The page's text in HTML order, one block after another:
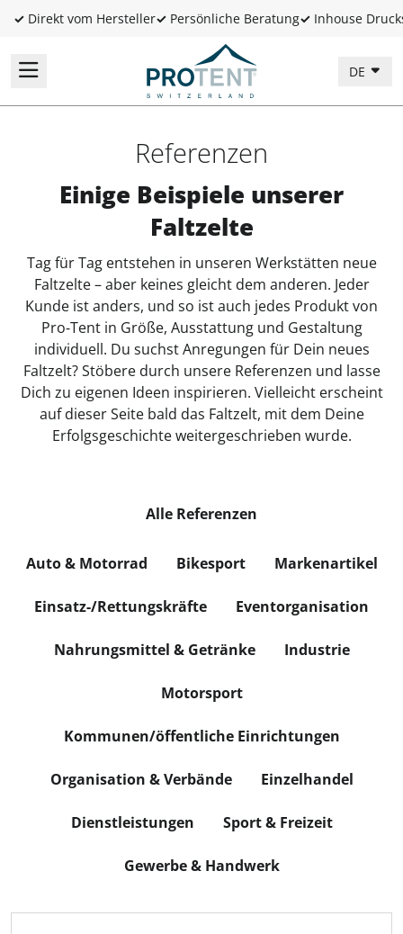
✓ Direkt vom Hersteller✓ Persönliche Beratung✓ Inhouse
DE
Referenzen
Einige Beispiele unserer
Faltzelte
Tag für Tag entstehen in unseren Werkstätten neue
Faltzelte – aber keines gleicht dem anderen. Jeder
Kunde ist anders, und so ist auch jedes Produkt von
Pro‑Tent in Größe, Ausstattung und Gestaltung
individuell. Du suchst Anregungen für Dein neues
Faltzelt? Stöbere durch unsere Referenzen und lasse
Dich zu eigenen Ideen inspirieren. Vielleicht erscheint
auf dieser Seite bald das Faltzelt, mit dem Deine
Erfolgsgeschichte weitergeschrieben wurde.
Alle Referenzen
Auto & Motorrad Bikesport Markenartikel
Einsatz-/Rettungskräfte Eventorganisation
Nahrungsmittel & Getränke Industrie
Motorsport
Kommunen/öffentliche Einrichtungen
Organisation & Verbände Einzelhandel
Dienstleistungen Sport & Freizeit
Gewerbe & Handwerk